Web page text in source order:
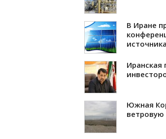
В Иране
Иранская
Южная
ветровую